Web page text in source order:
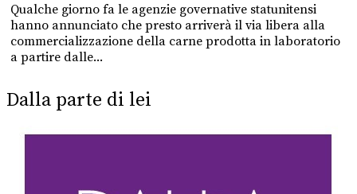
Qualche giorno fa le agenzie governative statunitensi
hanno annunciato che presto arriverà il via libera alla
commercializzazione della carne prodotta in laboratorio
a partire dalle...
Dalla parte di lei